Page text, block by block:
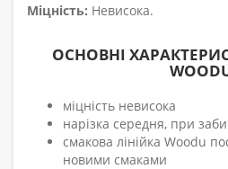
Міцність: Невисока.
ОСНОВНІ
міцність невисока
нарізка середня, при
смакова лінійка Woodu
новими смаками